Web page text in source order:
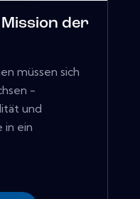
Mission der
müssen sich
-
und
in ein